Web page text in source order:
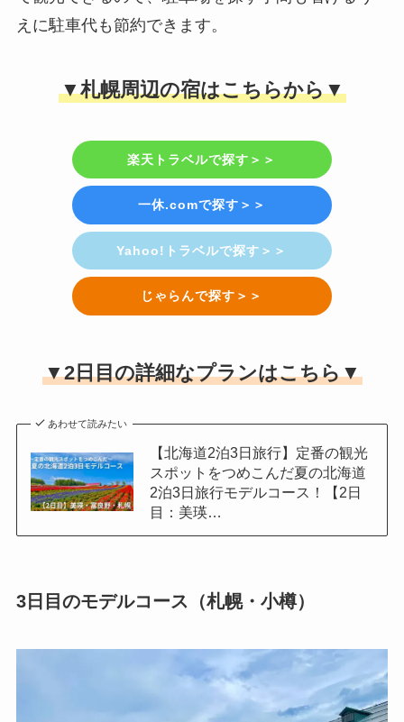
えに駐車代も節約できます。
▼札幌周辺の宿はこちらから▼
楽天トラベルで探す＞＞
一休.comで探す＞＞
Yahoo!トラベルで探す＞＞
じゃらんで探す＞＞
▼2日目の詳細なプランはこちら▼
あわせて読みたい
【北海道2泊3日旅行】定番の観光
スポットをつめこんだ夏の北海道
2泊3日旅行モデルコース！【2日
目：美瑛…
3日目のモデルコース（札幌・小樽）